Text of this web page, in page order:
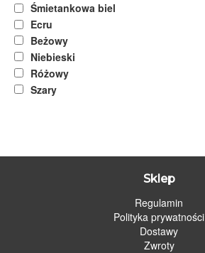
Śmietankowa biel
Ecru
Beżowy
Niebieski
Różowy
Szary
Sklep
Regulamin
Polityka prywatności
Dostawy
Zwroty